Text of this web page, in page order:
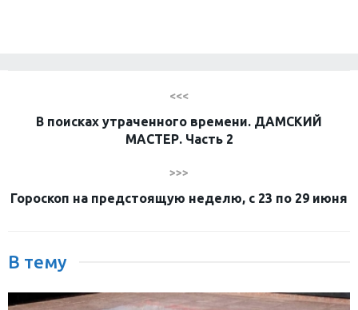
<<<
В поисках утраченного времени. ДАМСКИЙ
МАСТЕР. Часть 2
>>>
Гороскоп на предстоящую неделю, с 23 по 29 июня
В тему